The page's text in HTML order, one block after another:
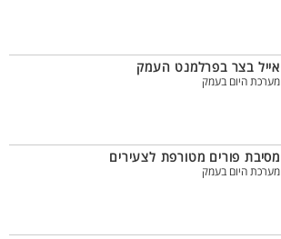
אייל בצר בפרלמנט העמק
מערכת היום בעמק
מסיבת פורים מטורפת לצעירים
מערכת היום בעמק